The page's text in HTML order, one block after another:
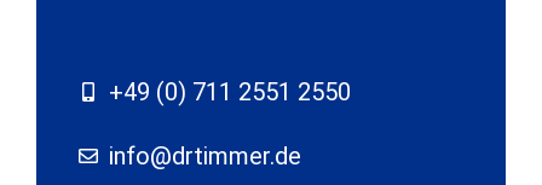
+49 (0) 711 2551 2550
info@drtimmer.de